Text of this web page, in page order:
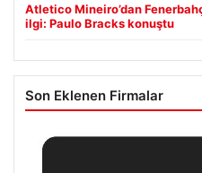
Atletico Mineiro’dan
ilgi: Paulo Bracks konuştu
Son Eklenen Firmalar